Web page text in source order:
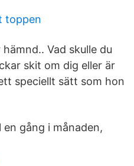
toppen
Vad skulle du
skit om dig eller är
speciellt sätt som hon
gång i månaden,